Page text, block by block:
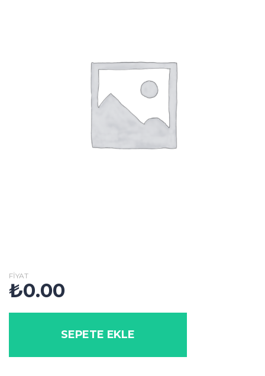
FIYAT
₺0.00
SEPETE EKLE